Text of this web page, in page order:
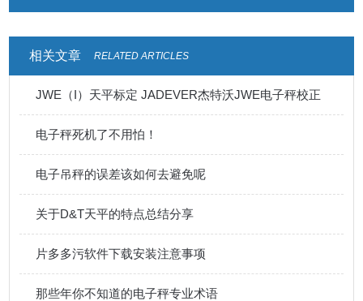
相关文章 RELATED ARTICLES
JWE（I）天平标定 JADEVER杰特沃JWE电子秤校正
电子秤死机了不用怕！
电子吊秤的误差该如何去避免呢
关于D&T天平的特点总结分享
片多多污软件下载安装注意事项
那些年你不知道的电子秤专业术语